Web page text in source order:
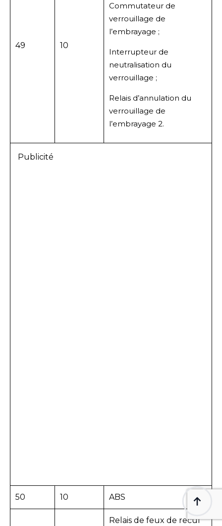
49 10
Commutateur de
verrouillage de
l’embrayage ;
Interrupteur de
neutralisation du
verrouillage ;
Relais d’annulation du
verrouillage de
l’embrayage 2.
Publicité
50 10 ABS
Relais de feux de recul